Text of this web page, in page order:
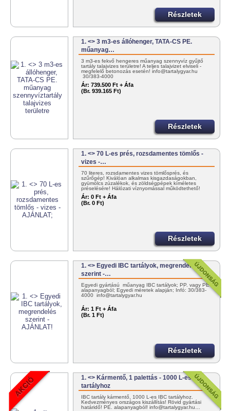
Részletek
1. <> 3 m3-es állóhenger, TATA-CS PE.
műanyag…
3 m3-es fekvő hengeres műanyag szennyvíz gyűjtő
tartály talajvizes területre! A teljes talajvizet elviseli -
megfelelő betonozás esetén! info@tartalygyar.hu
30/383-4000
Ár: 739.500 Ft + Áfa
(Br. 939.165 Ft)
Részletek
1. <> 70 L-es prés, rozsdamentes tömlős -
vizes -…
70 literes, rozsdamentes vizes tömlősprés, és
szűrőgép! Kiválóan alkalmas kisgazdaságokban,
gyümölcs zúzalékok, és zöldségpépek kíméletes
préselésére! Hálózati víznyomással működtethető!
+36303834000
Ár: 0 Ft + Áfa
(Br. 0 Ft)
Részletek
1. <> Egyedi IBC tartályok, megrendelés
szerint -…
Egyedi gyártású műanyag IBC tartályok; PP. vagy PE
alapanyagból; Egyedi méretek alapján; Infó: 30/383-
4000 info@tartalygyar.hu
Ár: 1 Ft + Áfa
(Br. 1 Ft)
Részletek
1. <> Kármentő, 1 palettás - 1000 L-es IBC
tartályhoz
IBC tartály kármentő, 1000 L-es IBC tartályhoz.
Kedvezményes országos kiszállítás! Rövid gyártási
határidő! PE. alapanyagból! info@tartalygyar.hu…